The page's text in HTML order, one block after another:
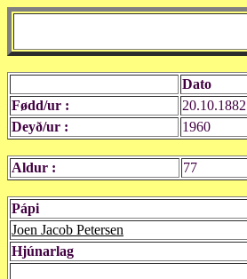
Dato
Fødd/ur :
20.10.1882
Deyð/ur :
1960
Aldur : 77
Pápi
Joen Jacob Petersen
Hjúnarlag